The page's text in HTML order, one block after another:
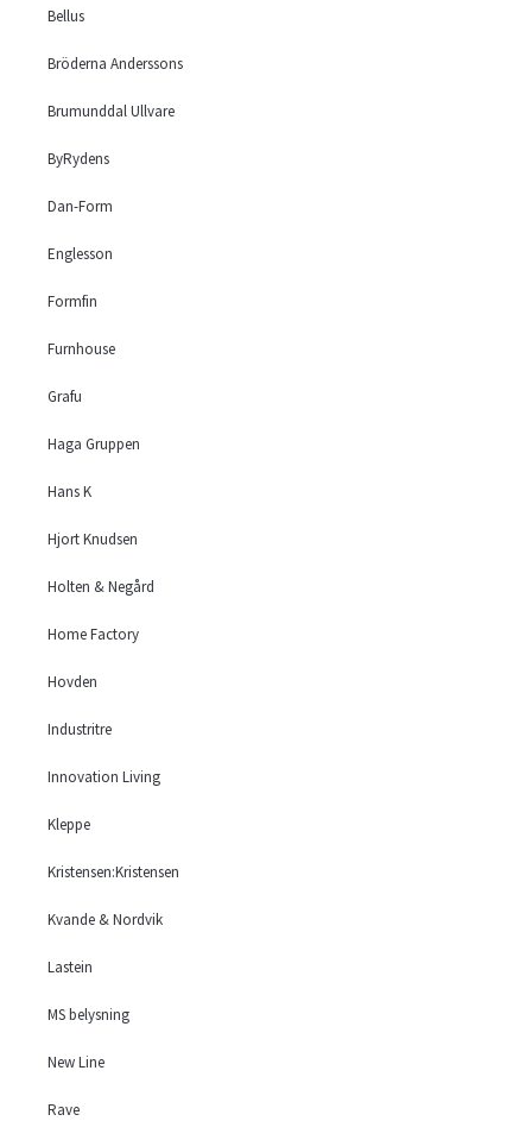
Bellus
Bröderna Anderssons
Brumunddal Ullvare
ByRydens
Dan-Form
Englesson
Formfin
Furnhouse
Grafu
Haga Gruppen
Hans K
Hjort Knudsen
Holten & Negård
Home Factory
Hovden
Industritre
Innovation Living
Kleppe
Kristensen:Kristensen
Kvande & Nordvik
Lastein
MS belysning
New Line
Rave